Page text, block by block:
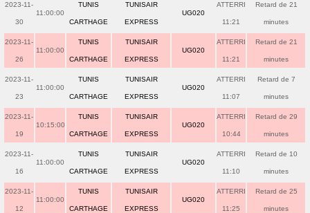
2023-11-
30
11:00:00
TUNIS
CARTHAGE
TUNISAIR
EXPRESS
UG020
ATTERRI
11:21
Retard de 21
minutes
2023-11-
26
11:00:00
TUNIS
CARTHAGE
TUNISAIR
EXPRESS
UG020
ATTERRI
11:21
Retard de 21
minutes
2023-11-
23
11:00:00
TUNIS
CARTHAGE
TUNISAIR
EXPRESS
UG020
ATTERRI
11:07
Retard de 7
minutes
2023-11-
19
10:15:00
TUNIS
CARTHAGE
TUNISAIR
EXPRESS
UG020
ATTERRI
10:44
Retard de 29
minutes
2023-11-
16
11:00:00
TUNIS
CARTHAGE
TUNISAIR
EXPRESS
UG020
ATTERRI
11:10
Retard de 10
minutes
2023-11-
12
11:00:00
TUNIS
CARTHAGE
TUNISAIR
EXPRESS
UG020
ATTERRI
11:25
Retard de 25
minutes